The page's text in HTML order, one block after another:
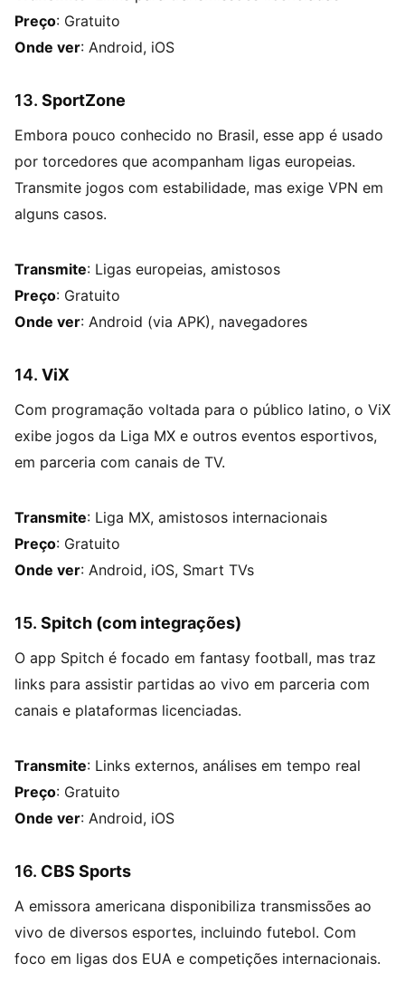
Preço: Gratuito
Onde ver: Android, iOS
13. SportZone
Embora pouco conhecido no Brasil, esse app é usado
por torcedores que acompanham ligas europeias.
Transmite jogos com estabilidade, mas exige VPN em
alguns casos.
Transmite: Ligas europeias, amistosos
Preço: Gratuito
Onde ver: Android (via APK), navegadores
14. ViX
Com programação voltada para o público latino, o ViX
exibe jogos da Liga MX e outros eventos esportivos,
em parceria com canais de TV.
Transmite: Liga MX, amistosos internacionais
Preço: Gratuito
Onde ver: Android, iOS, Smart TVs
15. Spitch (com integrações)
O app Spitch é focado em fantasy football, mas traz
links para assistir partidas ao vivo em parceria com
canais e plataformas licenciadas.
Transmite: Links externos, análises em tempo real
Preço: Gratuito
Onde ver: Android, iOS
16. CBS Sports
A emissora americana disponibiliza transmissões ao
vivo de diversos esportes, incluindo futebol. Com
foco em ligas dos EUA e competições internacionais.